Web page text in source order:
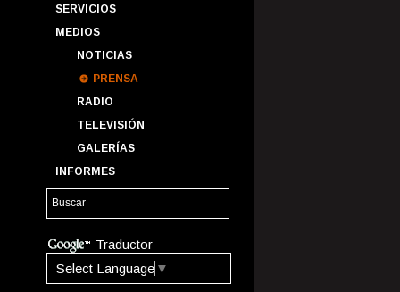
SERVICIOS
MEDIOS
NOTICIAS
PRENSA
RADIO
TELEVISIÓN
GALERÍAS
INFORMES
Traductor
Select Language ▼